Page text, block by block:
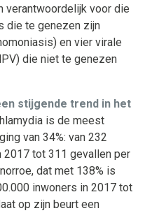
verantwoordelijk voor die
die te genezen zijn
en vier virale
die niet te genezen
stijgende trend in het
is de meest
van 34%: van 232
2017 tot 311 gevallen per
dat met 138% is
inwoners in 2017 tot
op zijn beurt een